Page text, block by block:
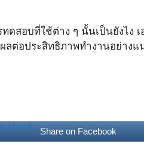
สอบที่ใช้ต่าง ๆ นั้นเป็นยังไง
ต่อประสิทธิภาพทำงานอย่าง
Share on Facebook